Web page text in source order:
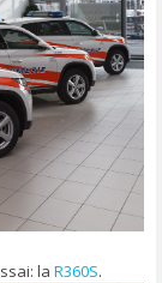
la R360S.